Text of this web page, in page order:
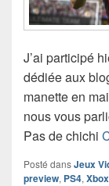
J’ai participé
dédiée aux
manette en
nous vous
Pas de chichi
Posté dansJeux
preview, PS4,